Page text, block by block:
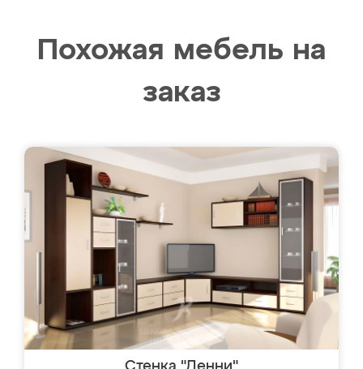
Похожая мебель на
заказ